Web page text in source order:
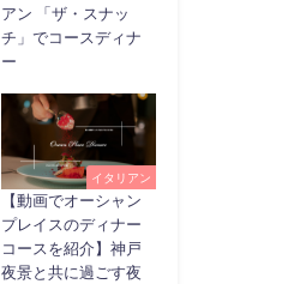
アン 「ザ・スナッ
チ」でコースディナ
ー
イタリアン
【動画でオーシャン
プレイスのディナー
コースを紹介】神戸
夜景と共に過ごす夜